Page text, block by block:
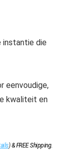
instantie die
eenvoudige,
kwaliteit en
)&FREE Shipping.